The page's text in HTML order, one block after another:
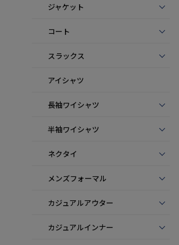
ジャケット
コート
スラックス
アイシャツ
長袖ワイシャツ
半袖ワイシャツ
ネクタイ
メンズフォーマル
カジュアルアウター
カジュアルインナー